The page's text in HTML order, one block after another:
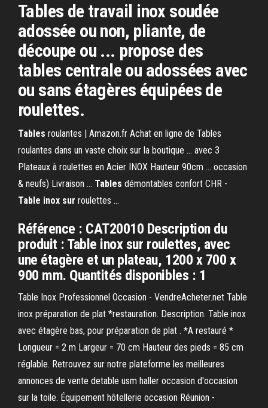
Tables de travail inox soudée
adossée ou non, pliante, de
découpe ou ... propose des
tables centrale ou adossées avec
ou sans étagères équipées de
roulettes.
Tables roulantes | Amazon.fr Achat en ligne de Tables
roulantes dans un vaste choix sur la boutique ... avec 3
Plateaux à roulettes en Acier INOX Hauteur 90cm ... occasion
& neufs) Livraison ... Tables démontables confort CHR -
Table inox sur roulettes ...
Référence : CAT20010 Description du
produit : Table inox sur roulettes, avec
une étagère et un plateau, 1200 x 700 x
900 mm. Quantités disponibles : 1
Table Inox Professionnel Occasion - VendreAcheter.net Table
inox préparation de plat *restauration. Description. Table inox
avec étagère bas, pour préparation de plat . *A restauré *
Longueur = 2 m Largeur = 70 cm Hauteur des pieds = 85 cm
réglable. Retrouvez sur notre plateforme les meilleures
annonces de vente detable usm haller occasion d'occasion
sur la toile. Équipement hôtellerie occasion Réunion -